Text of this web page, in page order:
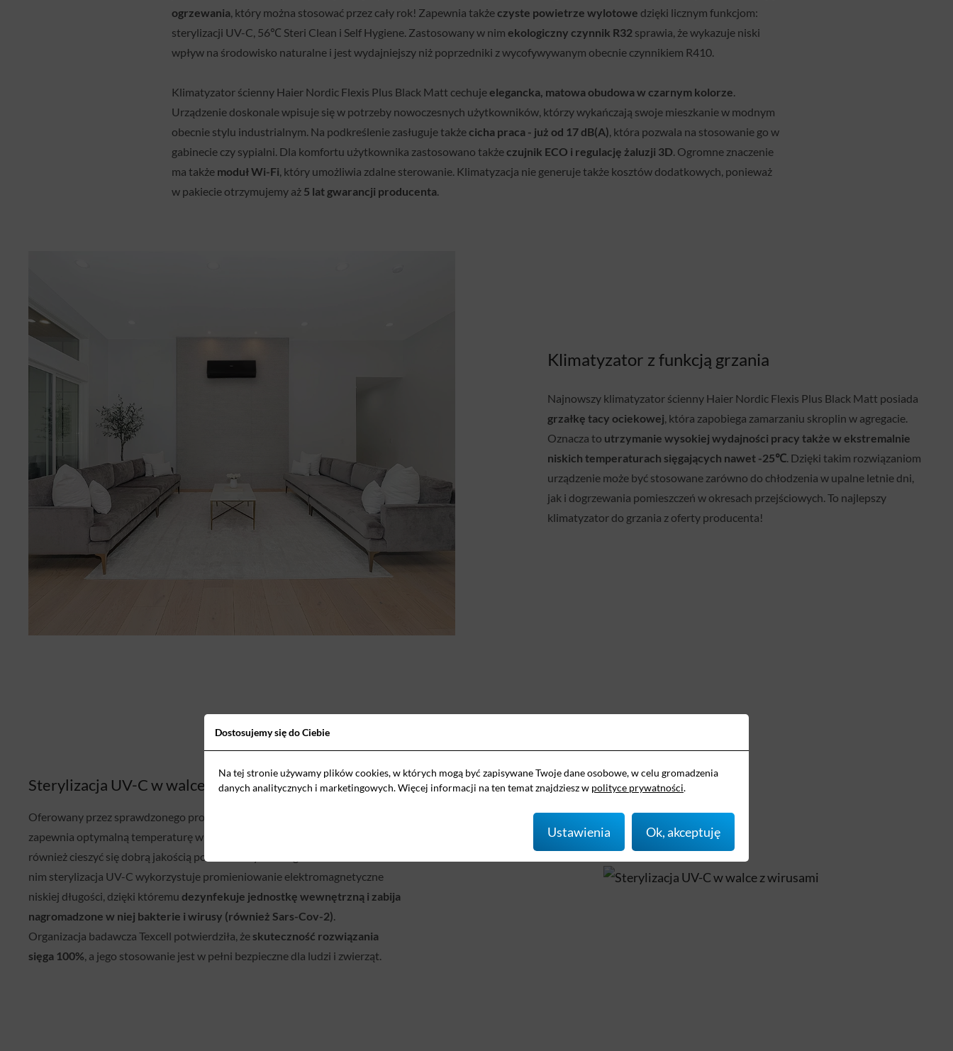
ogrzewania , który można stosować przez cały rok! Zapewnia takżeczyste powietrze wylotowe dzięki licznym funkcjom:
sterylizacji UV-C, 56℃ Steri Clean i Self Hygiene. Zastosowany w nim ekologiczny czynnik R32 sprawia, że wykazuje niski
wpływ na środowisko naturalne i jest wydajniejszy niż poprzedniki z wycofywywanym obecnie czynnikiem R410.
Klimatyzator ścienny Haier Nordic Flexis Plus Black Matt cechujeelegancka, matowa obudowa w czarnym kolorze
Urządzenie doskonale wpisuje się w potrzeby nowoczesnych użytkowników, którzy wykańczają swoje mieszkanie w modnym
obecnie stylu industrialnym. Na podkreślenie zasługuje takżecicha praca - już od 17 dB(A) , która pozwala na stosowanie go w
gabinecie czy sypialni. Dla komfortu użytkownika zastosowano takżeczujnik ECO i regulację żaluzji 3D . Ogromne znaczenie
ma także moduł Wi-Fi , który umożliwia zdalne sterowanie. Klimatyzacja nie generuje także kosztów dodatkowych, ponieważ
w pakiecie otrzymujemy aż 5 lat gwarancji producenta
Klimatyzator z funkcją grzania
Najnowszy klimatyzator ścienny Haier Nordic Flexis Plus Black Matt posiada
grzałkę tacy ociekowej, która zapobiega zamarzaniu skroplin w agregacie.
Oznacza to utrzymanie wysokiej wydajności pracy także w ekstremalnie
niskich temperaturach sięgających nawet -25℃. Dzięki takim rozwiązaniom
urządzenie może być stosowane zarówno do chłodzenia w upalne letnie dni,
jak i dogrzewania pomieszczeń w okresach przejściowych. To najlepszy
klimatyzator do grzania z oferty producenta!
Sterylizacja UV-C w walce z wirusami
Oferowany przez sprawdzonego producenta
zapewnia optymalną temperaturę w pomieszczeniu. Urządzenie pozwala
również cieszyć się dobrą jakością powietrza wylotowego. Zastosowana w
nim sterylizacja UV-C wykorzystuje promieniowanie elektromagnetyczne
niskiej długości, dzięki któremu dezynfekuje jednostkę wewnętrzną i zabija
nagromadzone w niej bakterie i wirusy (również Sars-Cov-2).
Organizacja badawcza Texcell potwierdziła, że skuteczność rozwiązania
sięga 100%, a jego stosowanie jest w pełni bezpieczne dla ludzi i zwierząt.
Dostosujemy się do Ciebie
Na tej stronie używamy plików cookies, w których mogą być zapisywane Twoje dane osobowe, w celu gromadzenia
danych analitycznych i marketingowych. Więcej informacji na ten temat znajdziesz w polityce prywatności.
Ustawienia Ok, akceptuję